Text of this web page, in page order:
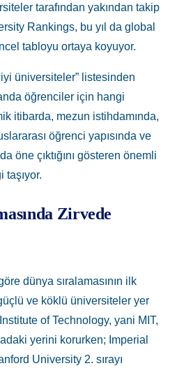
tarafından yakından takip
Rankings, bu yıl da global
tabloyu ortaya koyuyor.
iyi üniversiteler” listesinden
öğrenciler için hangi
itibarda, mezun istihdamında,
öğrenci yapısında ve
öne çıktığını gösteren önemli
taşıyor.
Zirvede
dünya sıralamasının ilk
ve köklü üniversiteler yer
of Technology, yani MIT,
yerini korurken; Imperial
University 2. sırayı